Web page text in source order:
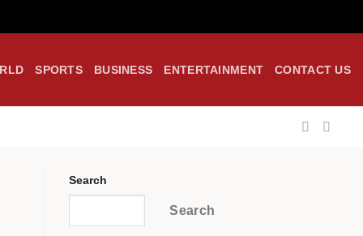
SPORTS BUSINESS ENTERTAINMENT CONTACT US
Search
Search